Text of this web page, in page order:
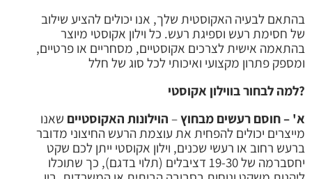
בהתאם לבעיה האקוסטית שלך, אנו יכולים להציע שילוב
של חסימת רעש וספיגת רעש. כל וילון אקוסטי מיוצר
בהתאמה אישית לצרכים אקוסטיים, מסחריים או פרטיים,
ומספק פתרון מקצועי ואיכותי לכל סוג של חלל
?למה לבחור בווילון אקוסטי
א' – חוסם רעשים מבחוץ– הוילונות האקוסטיים שאנו
מייצרים יכולים להפחית את עוצמת הרעש החיצוני מדובר
ברעש רחוב או רעשי שכנים, וילון אקוסטי ייתן לכם שקט
יחסברמה של 19-30 דציבלים (תלוי בדגם), כך שתוכלו